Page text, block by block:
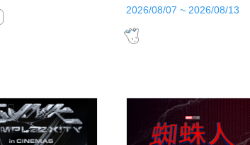
2026/08/07 ~ 2026/08/13